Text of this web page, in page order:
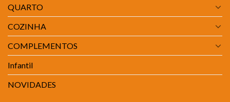
QUARTO
COZINHA
COMPLEMENTOS
Infantil
NOVIDADES